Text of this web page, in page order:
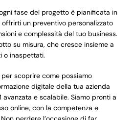
fase del progetto è pianificata in
un preventivo personalizzato
e complessità del tuo business.
su misura, che cresce insieme a
o inaspettati.
scoprire come possiamo
digitale della tua azienda
avanzata e scalabile. Siamo pronti a
online, con la competenza e